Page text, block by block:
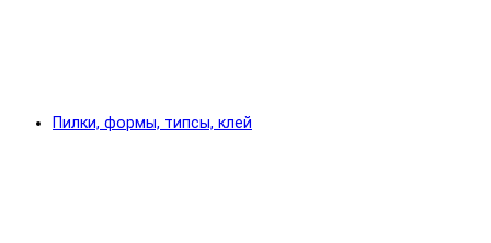
Пилки, формы, типсы, клей